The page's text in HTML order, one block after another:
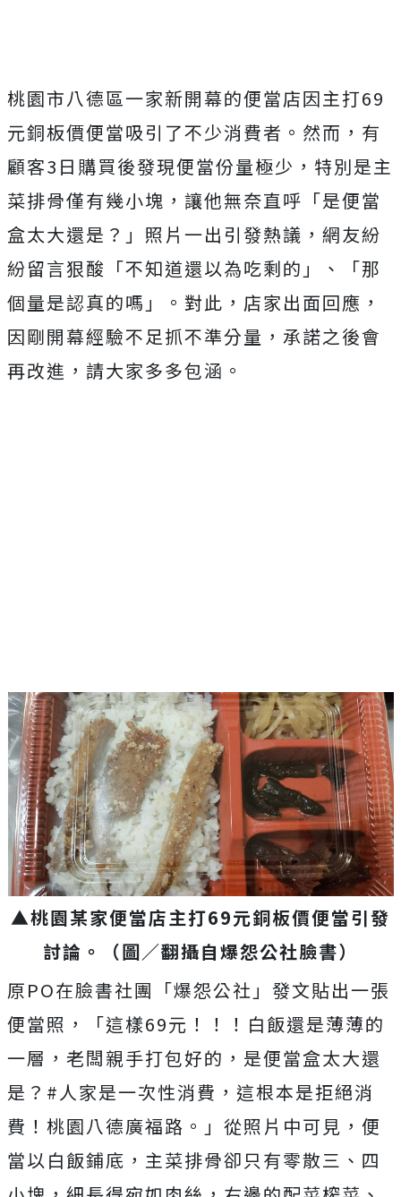
桃園市八德區一家新開幕的便當店因主打69
元銅板價便當吸引了不少消費者。然而，有
顧客3日 購買後發現便當份量極少，特別是主
菜排骨僅有幾小塊，讓他無奈直呼「是便當
盒太大還是？」照片一出引發熱議，網友紛
紛留言狠酸「不知道還以為吃剩的」、「那
個量是認真的嗎」。對此，店家出面回應，
因剛開幕經驗不足抓不準分量，承諾之後會
再改進，請大家多多包涵。
▲桃園某家便當店主打69元銅板價便當引發
討論。（圖／翻攝自爆怨公社臉書）
原PO在臉書社團「爆怨公社」發文貼出一張
便當照，
「這樣69元！！！白飯還是薄薄的
一層，老闆親手打包好的，是便當盒太大還
是？#人家是一次性消費，這根本是拒絕消
費！桃園八德廣福路。」從照片中可見，便
當以白飯鋪底，主菜排骨卻只有零散三、四